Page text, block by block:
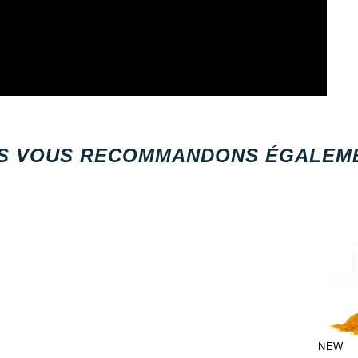
VOUS RECOMMANDONS
NEW